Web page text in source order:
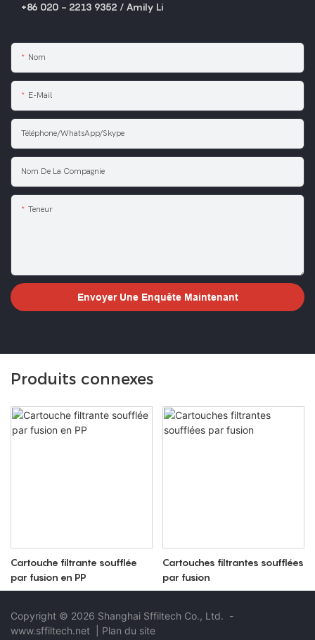
+86 020 - 2213 9352 / Amily Li
Nom
E-Mail
Téléphone/WhatsApp/Skype
Nom De La Compagnie
Teneur
Envoyer Une Enquête Maintenant
Produits connexes
Cartouche filtrante soufflée
par fusion en PP
Cartouches filtrantes soufflées
par fusion
Copyright © 2026 Shanghai Sffiltech Co., Ltd. -
www.sffiltech.net
Plan du site